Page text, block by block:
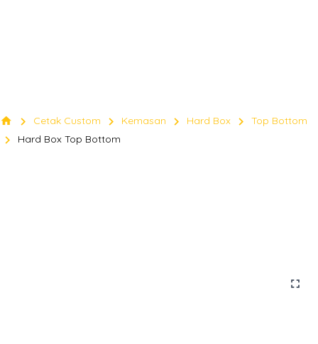
home chevron_right Cetak Custom chevron_right Kemasan chevron_right Hard Box chevron_right Top Bottom
chevron_right Hard Box Top Bottom
fullscreen